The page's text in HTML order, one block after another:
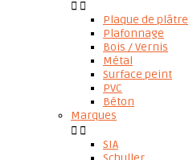
 
Plaque de plâtre
Plafonnage
Bois / Vernis
Métal
Surface peint
PVC
Béton
Marques
 
SIA